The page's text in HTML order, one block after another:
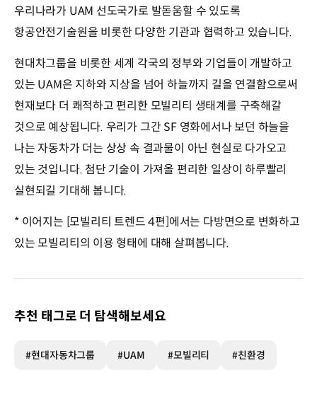
우리나라가 UAM 선도국가로 발돋움할 수 있도록
항공안전기술원을 비롯한 다양한 기관과 협력하고 있습니다.
현대차그룹을 비롯한 세계 각국의 정부와 기업들이 개발하고
있는 UAM은 지하와 지상을 넘어 하늘까지 길을 연결함으로써
현재보다 더 쾌적하고 편리한 모빌리티 생태계를 구축해갈
것으로 예상됩니다. 우리가 그간 SF 영화에서나 보던 하늘을
나는 자동차가 더는 상상 속 결과물이 아닌 현실로 다가오고
있는 것입니다. 첨단 기술이 가져올 편리한 일상이 하루빨리
실현되길 기대해 봅니다.
* 이어지는 [모빌리티 트렌드 4편]에서는 다방면으로 변화하고
있는 모빌리티의 이용 형태에 대해 살펴봅니다.
추천 태그로 더 탐색해보세요
#현대자동차그룹 #UAM #모빌리티 #친환경